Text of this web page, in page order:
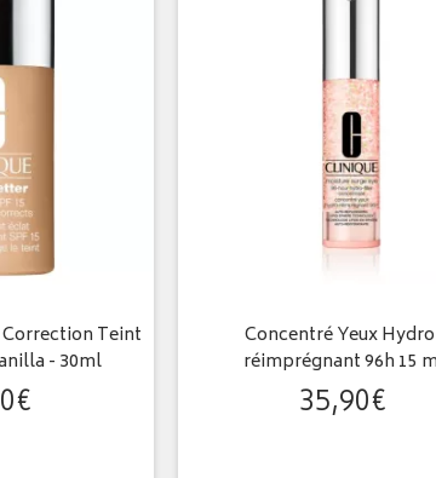
Teint
- 30ml
€
Concentré Yeux
réimprégnant 96h 15
35,90€